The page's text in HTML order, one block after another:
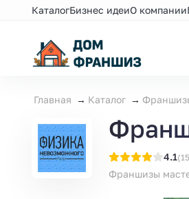
КаталогБизнес идеиО компании
Главная Каталог
4.1
Франшизы